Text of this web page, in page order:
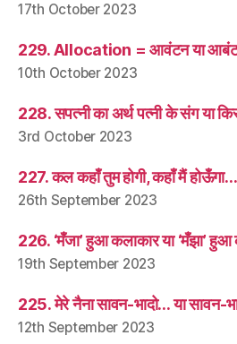
17th October 2023
229. Allocation = आवंटन या
10th October 2023
228. सपत्नी का अर्थ पत्नी के संग या
3rd October 2023
227. कल कहाँ तुम होगी, कहाँ मैं होऊँगा…
26th September 2023
226. ‘मँजा’ हुआ कलाकार या ‘मँझा’
19th September 2023
225. मेरे नैना सावन-भादो… या सावन-
12th September 2023